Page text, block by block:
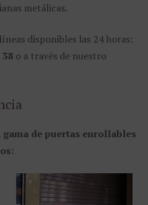
metálicas.
disponibles las 24 horas:
38 o a través de nuestro
de puertas enrollables